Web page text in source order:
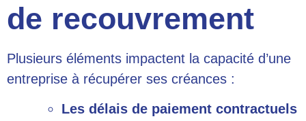
de recouvrement
Plusieurs éléments impactent la capacité d’une
entreprise à récupérer ses créances :
Les délais de paiement contractuels